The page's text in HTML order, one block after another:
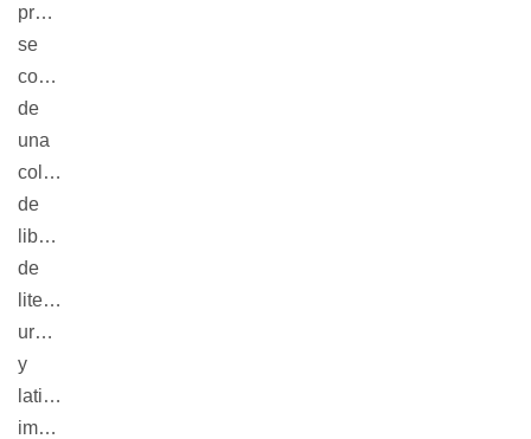
proyecto
se
compone
de
una
colección
de
libros
de
literatura
uruguaya
y
latinoamericana
impresos